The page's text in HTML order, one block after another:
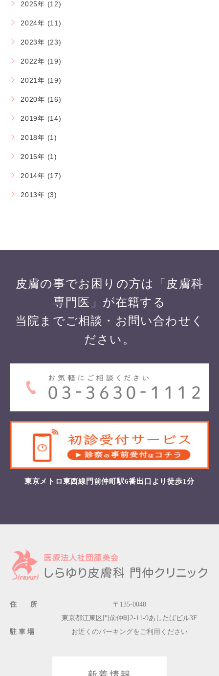
2025年 (12)
2024年 (11)
2023年 (23)
2022年 (19)
2021年 (19)
2020年 (16)
2019年 (14)
2018年 (1)
2015年 (1)
2014年 (17)
2013年 (3)
皮膚の事でお困りの方は「皮膚科
専門医」が在籍する
当院までご相談・お問い合わせく
ださい。
東京メトロ東西線門前仲町駅6番出口より徒歩1分
住 所
〒135-0048
東京都江東区門前仲町2-11-9あしたばビル3F
駐 車 場
お近くのパーキングをご利用ください